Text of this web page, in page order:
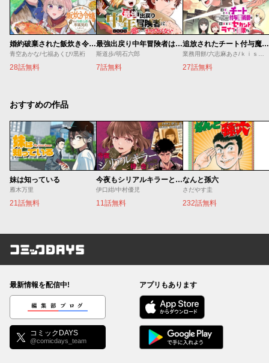
婚約破棄された飯炊き令嬢の私は冷酷公爵と専属契約しました～ですが胃袋を掴んだ結果、冷たかった公爵様がどんどん優しくなっています～
青空あかな/七福あくび/黒裄
28話無料
最強出戻り中年冒険者は、今さら命なんてかけたくない
斯道歩/明石六郎
7話無料
追放されたチート付与魔術師は気ままなセカンドライフを謳歌する。 ～俺は武器だけじゃなく、あらゆるものに『強化ポイント』を付与できるし、俺の意思でいつでも効果を解除できるけど、残った人たち大丈夫？～
業務用餅/六志麻あさ/ｋｉｓｕｉ
27話無料
おすすめの作品
妹は知っている
雁木万里
21話無料
今夜もシリアルキラーと待ち合わせ
伊口紺/中村優児
11話無料
なんと孫六
さだやす圭
232話無料
コミックDAYS
最新情報を配信中!
編集部ブログ
コミックDAYS
@comicdays_team
アプリもあります